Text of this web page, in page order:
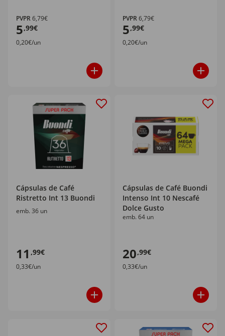
PVPR6,79€
5,99€
0,20€/un
PVPR6,79€
5,99€
0,20€/un
Cápsulas de Café
Ristretto Int 13 Buondi
emb. 36 un
11 ,99€
0,33€/un
Cápsulas de Café Buondi
Intenso Int 10 Nescafé
Dolce Gusto
emb. 64 un
20,99€
0,33€/un